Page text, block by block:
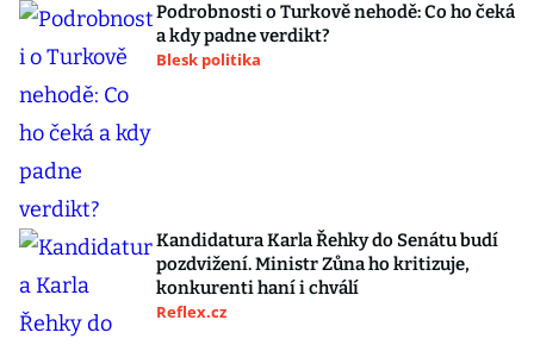
Podrobnosti o Turkově nehodě: Co ho čeká
a kdy padne verdikt?
Blesk politika
Kandidatura Karla Řehky do Senátu budí
pozdvižení. Ministr Zůna ho kritizuje,
konkurenti haní i chválí
Reflex.cz